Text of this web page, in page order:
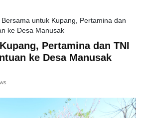
Bersama untuk Kupang, Pertamina dan
ke Desa Manusak
Pertamina dan TNI
ke Desa Manusak